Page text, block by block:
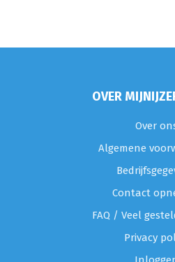
OVER
Over
Algemene
Contact
FAQ / Veel
Privacy